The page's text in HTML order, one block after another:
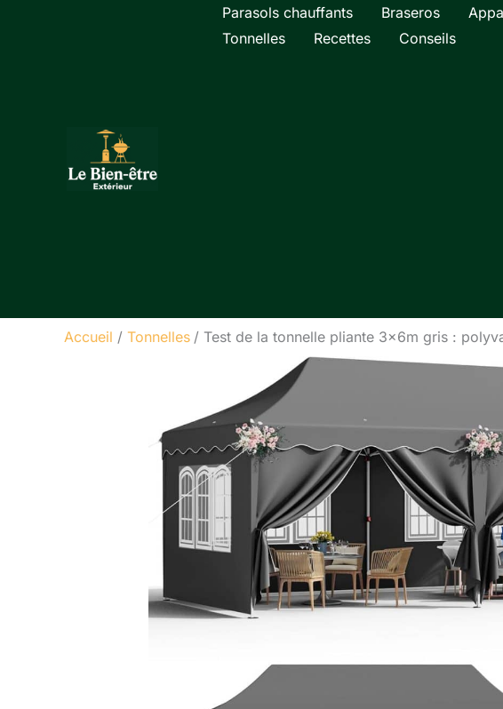
Parasols chauffants Braseros
Tonnelles
Recettes Conseils
Accueil Tonnelles Test de la tonnelle pliante 3x6m gris :